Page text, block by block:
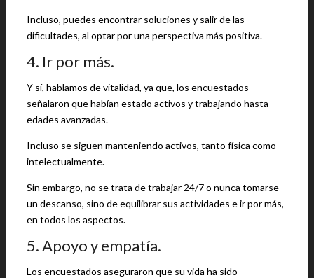
Incluso, puedes encontrar soluciones y salir de las
dificultades, al optar por una perspectiva más positiva.
4. Ir por más.
Y sí, hablamos de vitalidad, ya que, los encuestados
señalaron que habían estado activos y trabajando hasta
edades avanzadas.
Incluso se siguen manteniendo activos, tanto física como
intelectualmente.
Sin embargo, no se trata de trabajar 24/7 o nunca tomarse
un descanso, sino de equilibrar sus actividades e ir por más,
en todos los aspectos.
5. Apoyo y empatía.
Los encuestados aseguraron que su vida ha sido